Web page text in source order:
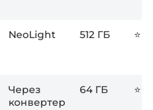
NeoLight 512 ГБ
Через
конвертер
64 ГБ